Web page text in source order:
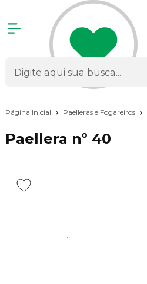
Página Inicial Paelleras e Fogareiros
Paellera nº 40